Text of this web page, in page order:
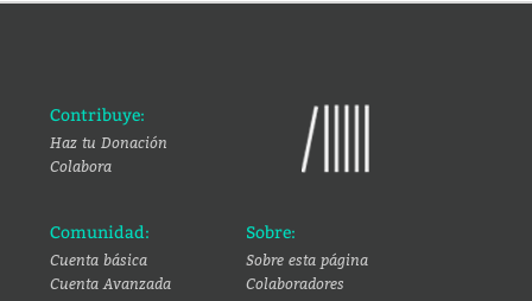
Contribuye:
Haz tu Donación
Colabora
Comunidad:
Cuenta básica
Cuenta Avanzada
Sobre:
Sobre esta página
Colaboradores